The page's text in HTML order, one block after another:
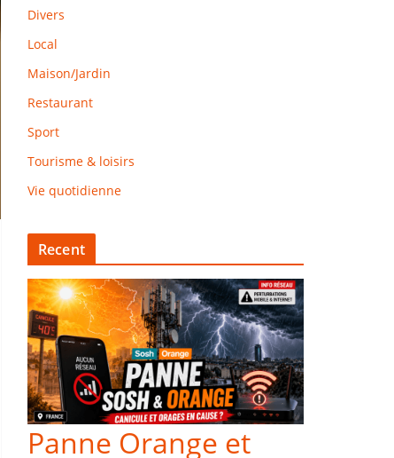
Divers
Local
Maison/Jardin
Restaurant
Sport
Tourisme & loisirs
Vie quotidienne
Recent
Panne Orange et